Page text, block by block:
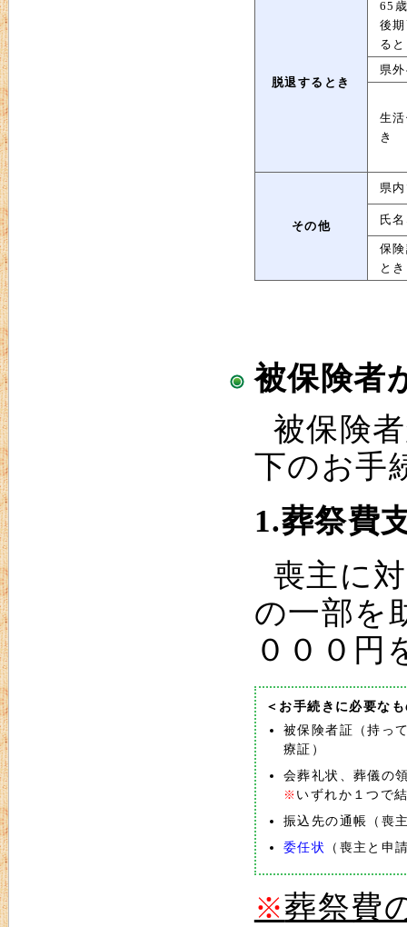
脱退するとき
65
後
る
県
生
き
その他
県
氏
保
とき
被保険者
被保険
下のお手
1.葬祭費
喪主に
の一部を
０００円
＜お手続きに必要な
被保険者証（持っ
療証）
会葬礼状、葬儀の
※ いずれか１つで
振込先の通帳（喪
委任状
（喪主と申
※葬祭費